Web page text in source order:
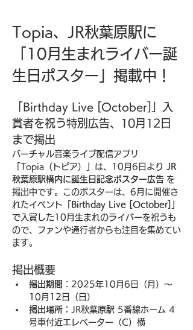
Topia、JR秋葉原駅に
「10月生まれライバー誕
生日ポスター」掲載中！
「Birthday Live [October]」入
賞者を祝う特別広告、10月12日
まで掲出
バーチャル音楽ライブ配信アプリ
「Topia（トピア）」は、10月6日より
JR
秋葉原駅構内に誕生日記念ポスター広告 を
掲出中です。このポスターは、6月に開催さ
れたイベント「
Birthday Live [October]
で入賞した10月生まれのライバーを祝うも
ので、ファンや通行者からも注目を集めてい
ます。
掲出概要
掲出期間 ：2025年10月6日（月）〜
10月12日（日）
掲出場所 ：JR秋葉原駅 5番線ホーム 4
号車付近エレベーター（C）横